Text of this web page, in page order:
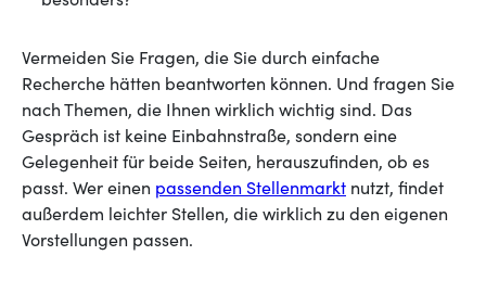
Vermeiden Sie Fragen, die Sie durch einfache
Recherche hätten beantworten können. Und fragen Sie
nach Themen, die Ihnen wirklich wichtig sind. Das
Gespräch ist keine Einbahnstraße, sondern eine
Gelegenheit für beide Seiten, herauszufinden, ob es
passt. Wer einen passenden Stellenmarkt nutzt, findet
außerdem leichter Stellen, die wirklich zu den eigenen
Vorstellungen passen.